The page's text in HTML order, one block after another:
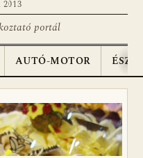
portál
AUTÓ-MOTOR